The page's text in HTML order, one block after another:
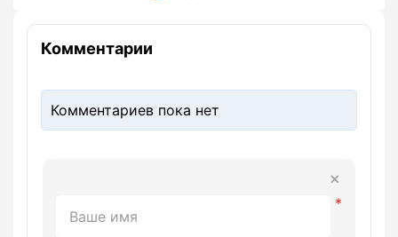
Комментарии
Комментариев пока нет